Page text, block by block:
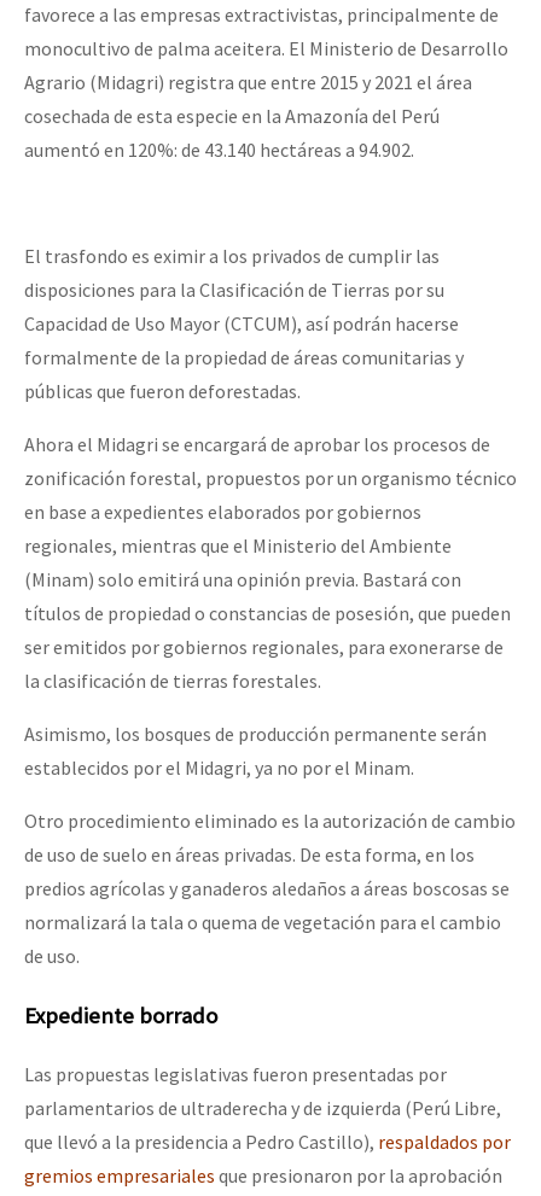
Medios Libres
COVID-19
Eventos
favorece a las empresas extractivistas, principalmente de
monocultivo de palma aceitera. El Ministerio de Desarrollo
Agrario (Midagri) registra que entre 2015 y 2021 el área
cosechada de esta especie en la Amazonía del Perú
aumentó en 120%: de 43.140 hectáreas a 94.902.
El trasfondo es eximir a los privados de cumplir las
disposiciones para la Clasificación de Tierras por su
Capacidad de Uso Mayor (CTCUM), así podrán hacerse
formalmente de la propiedad de áreas comunitarias y
públicas que fueron deforestadas.
Ahora el Midagri se encargará de aprobar los procesos de
zonificación forestal, propuestos por un organismo técnico
en base a expedientes elaborados por gobiernos
regionales, mientras que el Ministerio del Ambiente
(Minam) solo emitirá una opinión previa. Bastará con
títulos de propiedad o constancias de posesión, que pueden
ser emitidos por gobiernos regionales, para exonerarse de
la clasificación de tierras forestales.
Asimismo, los bosques de producción permanente serán
establecidos por el Midagri, ya no por el Minam.
Otro procedimiento eliminado es la autorización de cambio
de uso de suelo en áreas privadas. De esta forma, en los
predios agrícolas y ganaderos aledaños a áreas boscosas se
normalizará la tala o quema de vegetación para el cambio
de uso.
Expediente borrado
Las propuestas legislativas fueron presentadas por
parlamentarios de ultraderecha y de izquierda (Perú Libre,
que llevó a la presidencia a Pedro Castillo), respaldados por
gremios empresariales que presionaron por la aprobación